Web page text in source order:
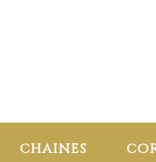
CHAÎNES